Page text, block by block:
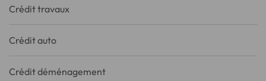
Crédit travaux
Crédit auto
Crédit déménagement